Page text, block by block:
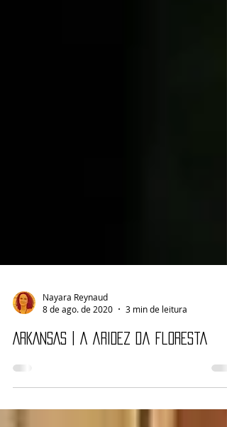
8 de ago. de 2020
3 min de leitura
ARKANSAS | A aridez da floresta